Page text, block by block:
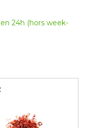
24h (hors week-